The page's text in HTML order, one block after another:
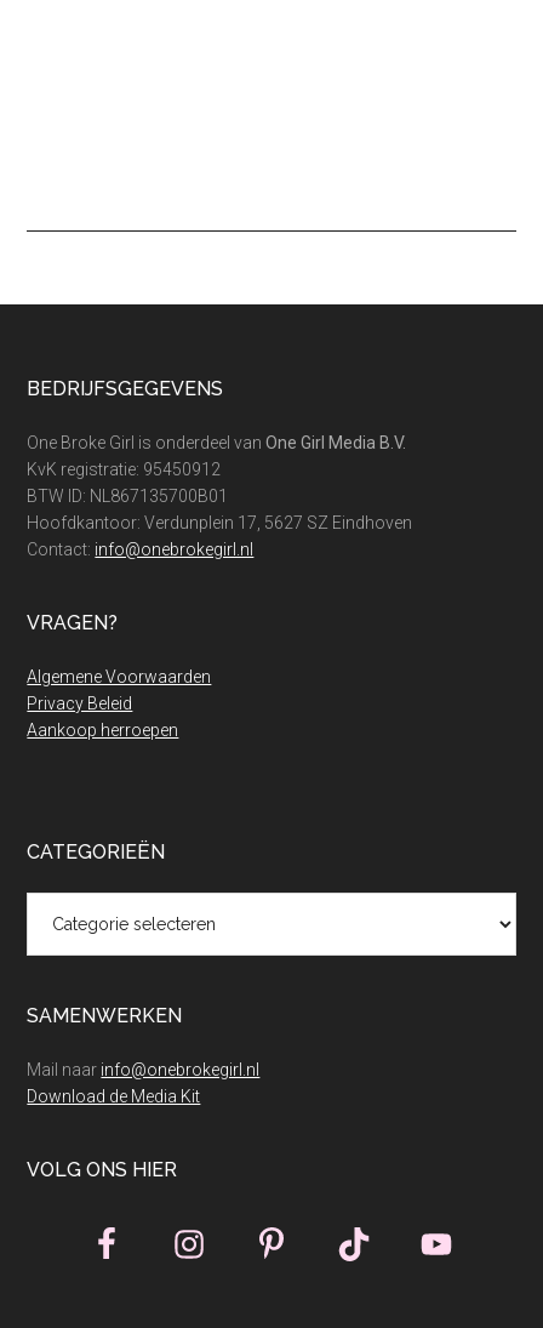
Footer
BEDRIJFSGEGEVENS
One Broke Girl is onderdeel vanOne Girl Media B.V.
KvK registratie: 95450912
BTW ID: NL867135700B01
Hoofdkantoor: Verdunplein 17, 5627 SZ Eindhoven
Contact: info@onebrokegirl.nl
VRAGEN?
Algemene Voorwaarden
Privacy Beleid
Aankoop herroepen
CATEGORIEËN
SAMENWERKEN
Mail naar info@onebrokegirl.nl
Download de Media Kit
VOLG ONS HIER